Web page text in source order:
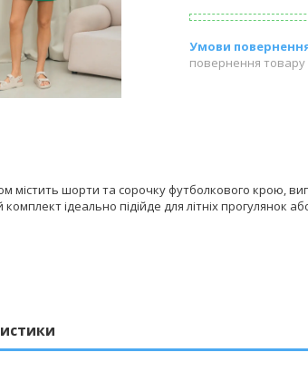
повернення товару
містить шорти та сорочку футболкового крою,
ідеально підійде для літніх прогулянок